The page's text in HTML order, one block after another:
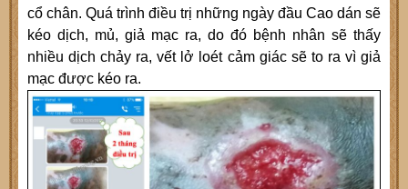
cổ chân. Quá trình điều trị những ngày đầu Cao dán sẽ
kéo dịch, mủ, giả mạc ra, do đó bệnh nhân sẽ thấy
nhiều dịch chảy ra, vết lở loét cảm giác sẽ to ra vì giả
mạc được kéo ra.